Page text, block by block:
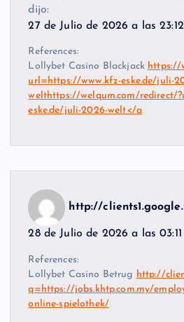
dijo:
27 de Julio de 2026 a las 23:12
References:
Lollybet Casino Blackjack https://
url=https://www.kfz-eske.de/juli-
welthttps://welqum.com/redirect/
eske.de/juli-2026-welt</a
http://
28 de Julio de 2026 a las 03:11
References:
Lollybet Casino Betrug http://
q=https://jobs.khtp.com.my/
online-spielothek/